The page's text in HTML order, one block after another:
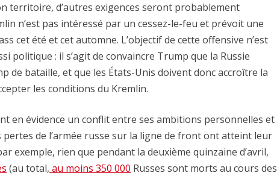
territoire, d’autres exigences seront probablement
n’est pas intéressé par un cessez-le-feu et prévoit une
cet été et cet automne. L’objectif de cette offensive n’est
politique : il s’agit de convaincre Trump que la Russie
de bataille, et que les États-Unis doivent donc accroître la
les conditions du Kremlin.
en évidence un conflit entre ses ambitions personnelles et
de l’armée russe sur la ligne de front ont atteint leur
exemple, rien que pendant la deuxième quinzaine d’avril,
(au total, au moins 350 000 Russes sont morts au cours des